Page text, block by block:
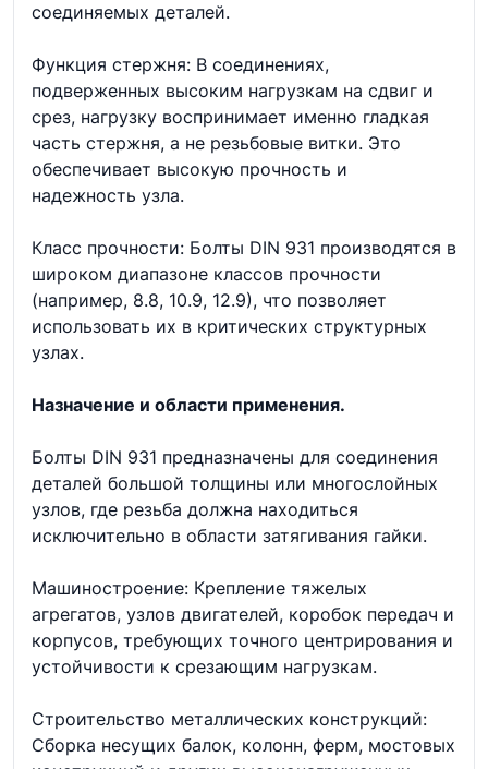
соединяемых деталей.
Функция стержня: В соединениях,
подверженных высоким нагрузкам на сдвиг и
срез, нагрузку воспринимает именно гладкая
часть стержня, а не резьбовые витки. Это
обеспечивает высокую прочность и
надежность узла.
Класс прочности: Болты DIN 931 производятся в
широком диапазоне классов прочности
(например, 8.8, 10.9, 12.9), что позволяет
использовать их в критических структурных
узлах.
Назначение и области применения.
Болты DIN 931 предназначены для соединения
деталей большой толщины или многослойных
узлов, где резьба должна находиться
исключительно в области затягивания гайки.
Машиностроение: Крепление тяжелых
агрегатов, узлов двигателей, коробок передач и
корпусов, требующих точного центрирования и
устойчивости к срезающим нагрузкам.
Строительство металлических конструкций:
Сборка несущих балок, колонн, ферм, мостовых